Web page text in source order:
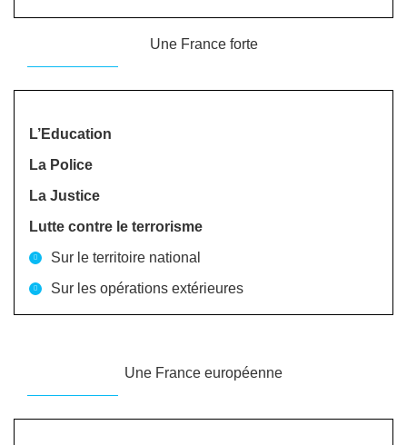
Une France forte
L’Education
La Police
La Justice
Lutte contre le terrorisme
Sur le territoire national
Sur les opérations extérieures
Une France européenne